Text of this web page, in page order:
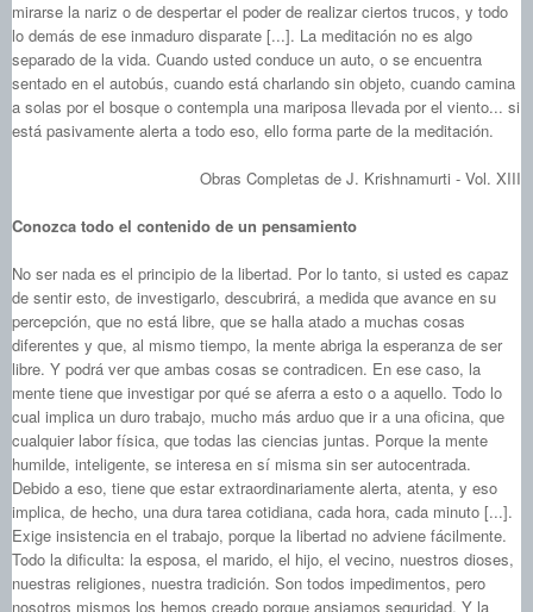
mirarse la nariz o de despertar el poder de realizar ciertos trucos, y todo
lo demás de ese inmaduro disparate [...]. La meditación no es algo
separado de la vida. Cuando usted conduce un auto, o se encuentra
sentado en el autobús, cuando está charlando sin objeto, cuando camina
a solas por el bosque o contempla una mariposa llevada por el viento... si
está pasivamente alerta a todo eso, ello forma parte de la meditación.
Obras Completas de J. Krishnamurti - Vol. XIII
Conozca todo el contenido de un pensamiento
No ser nada es el principio de la libertad. Por lo tanto, si usted es capaz
de sentir esto, de investigarlo, descubrirá, a medida que avance en su
percepción, que no está libre, que se halla atado a muchas cosas
diferentes y que, al mismo tiempo, la mente abriga la esperanza de ser
libre. Y podrá ver que ambas cosas se contradicen. En ese caso, la
mente tiene que investigar por qué se aferra a esto o a aquello. Todo lo
cual implica un duro trabajo, mucho más arduo que ir a una oficina, que
cualquier labor física, que todas las ciencias juntas. Porque la mente
humilde, inteligente, se interesa en sí misma sin ser autocentrada.
Debido a eso, tiene que estar extraordinariamente alerta, atenta, y eso
implica, de hecho, una dura tarea cotidiana, cada hora, cada minuto [...].
Exige insistencia en el trabajo, porque la libertad no adviene fácilmente.
Todo la dificulta: la esposa, el marido, el hijo, el vecino, nuestros dioses,
nuestras religiones, nuestra tradición. Son todos impedimentos, pero
nosotros mismos los hemos creado porque ansiamos seguridad. Y la